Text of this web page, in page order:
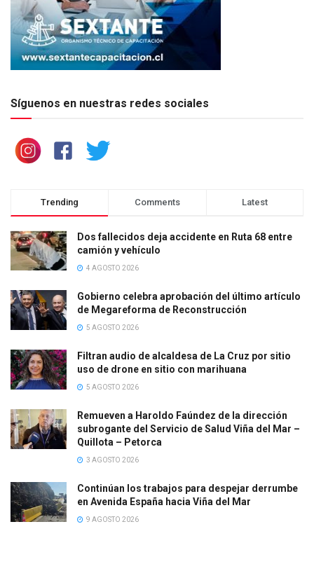
Síguenos en nuestras redes sociales
Trending Comments Latest
Dos fallecidos deja accidente en Ruta 68 entre
camión y vehículo
4 AGOSTO 2026
Gobierno celebra aprobación del último artículo
de Megareforma de Reconstrucción
5 AGOSTO 2026
Filtran audio de alcaldesa de La Cruz por sitio
uso de drone en sitio con marihuana
5 AGOSTO 2026
Remueven a Haroldo Faúndez de la dirección
subrogante del Servicio de Salud Viña del Mar –
Quillota – Petorca
3 AGOSTO 2026
Continúan los trabajos para despejar derrumbe
en Avenida España hacia Viña del Mar
9 AGOSTO 2026